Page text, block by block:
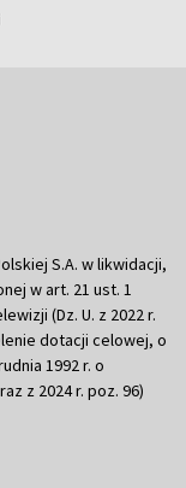
S.A. w likwidacji,
w art. 21 ust. 1
(Dz. U. z 2022 r.
dotacji celowej, o
1992 r. o
z 2024 r. poz. 96)